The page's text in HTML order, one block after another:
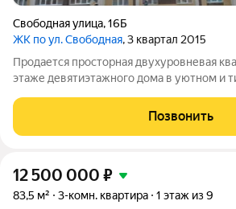
Свободная улица,16Б
ЖК по ул. Свободная, 3 квартал 2015
Продается просторная двухуровневая
этаже девятиэтажного дома в уютном и
по вашему вкусу: на первом уровне
кухня-гостинная, раздельный
Позвонить
12 500 000 ₽
83,5 м² 3-комн. квартира 1 этаж из 9